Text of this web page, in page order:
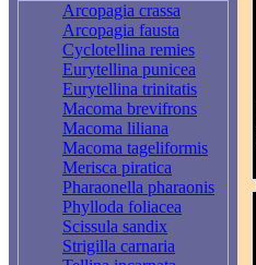
Arcopagia crassa
Arcopagia fausta
Cyclotellina remies
Eurytellina punicea
Eurytellina trinitatis
Macoma brevifrons
Macoma liliana
Macoma tageliformis
Merisca piratica
Pharaonella pharaonis
Phylloda foliacea
Scissula sandix
Strigilla carnaria